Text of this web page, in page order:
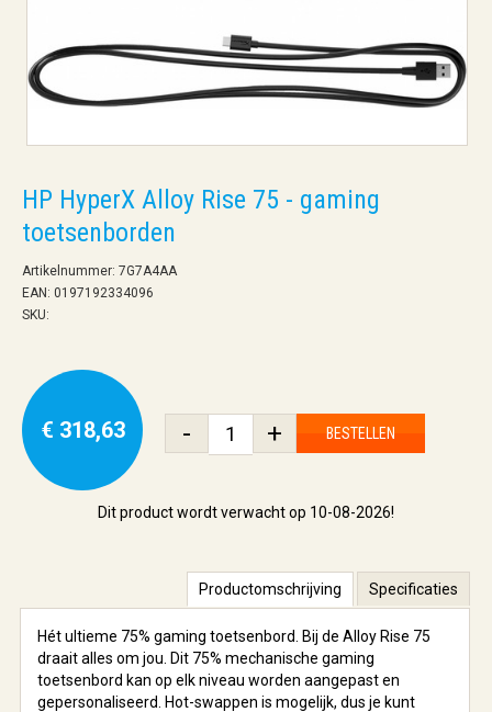
HP HyperX Alloy Rise 75 - gaming
toetsenborden
Artikelnummer: 7G7A4AA
EAN: 0197192334096
SKU:
€ 318,63 - + BESTELLEN
Dit product wordt verwacht op 10-08-2026!
Productomschrijving Specificaties
Hét ultieme 75% gaming toetsenbord. Bij de Alloy Rise 75
draait alles om jou. Dit 75% mechanische gaming
toetsenbord kan op elk niveau worden aangepast en
gepersonaliseerd. Hot-swappen is mogelijk, dus je kunt